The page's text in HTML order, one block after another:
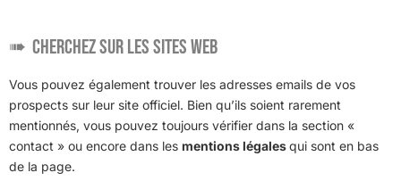
Cherchez sur les sites web
Vous pouvez également trouver les adresses emails de vos
prospects sur leur site officiel. Bien qu’ils soient rarement
mentionnés, vous pouvez toujours vérifier dans la section «
contact » ou encore dans les mentions légalesqui sont en bas
de la page.